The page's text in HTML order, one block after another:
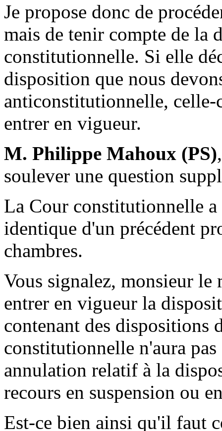
Je propose donc de
mais de tenir compte de la
constitutionnelle. Si elle
disposition que nous
anticonstitutionnelle, celle-
entrer en vigueur.
M. Philippe Mahoux (PS)
soulever une question
La Cour constitutionnelle
identique d'un précédent
chambres.
Vous signalez, monsieur le
entrer en vigueur la
contenant des dispositions
constitutionnelle n'aura
annulation relatif à la
recours en suspension ou
Est-ce bien ainsi qu'il faut